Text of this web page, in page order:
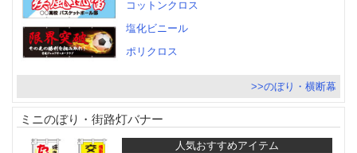
コットンクロス
塩化ビニール
ポリクロス
>>のぼり・横断幕
ミニのぼり・街路灯バナー
人気おすすめアイテム